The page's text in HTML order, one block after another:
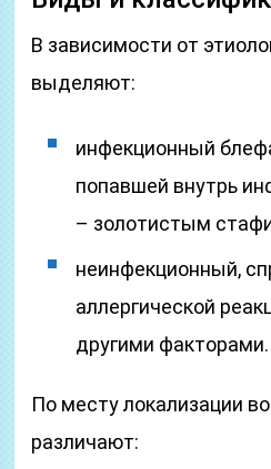
В зависимости от
выделяют:
инфекционный
попавшей внутрь
– золотистым
неинфекционный,
аллергической
другими факторами.
По месту локализации
различают: